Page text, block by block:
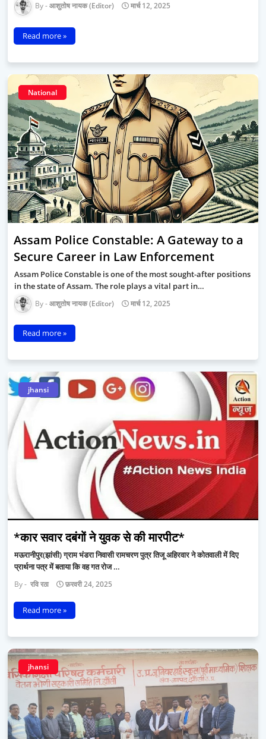
आशुतोष नायक (Editor) मार्च 12, 2025
Read more »
National
Assam Police Constable: A Gateway to a
Secure Career in Law Enforcement
Assam Police Constable is one of the most sought-after positions
in the state of Assam. The role plays a vital part in…
आशुतोष नायक (Editor) मार्च 12, 2025
Read more »
jhansi
*कार सवार दबंगों ने युवक से की मारपीट*
मऊरानीपुर(झांसी) ग्राम भंडरा निवासी रामचरण पुत्र तिजू अहिरवार ने कोतवाली में दिए
प्रार्थना पत्र में बताया कि वह गत रोज …
रवि रठा फ़रवरी 24, 2025
Read more »
jhansi